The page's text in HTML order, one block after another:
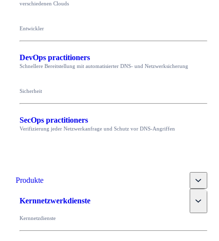
verschiedenen Clouds
Entwickler
DevOps practitioners
Schnellere Bereitstellung mit automatisierter DNS- und Netzwerksicherung
Sicherheit
SecOps practitioners
Verifizierung jeder Netzwerkanfrage und Schutz vor DNS-Angriffen
Produkte Toggle
Kernnetzwerkdienste Toggle
Kernnetzdienste